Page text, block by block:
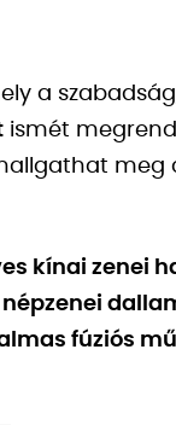
a
ismét
hallgathat meg
kínai zenei
népzenei
fúziós